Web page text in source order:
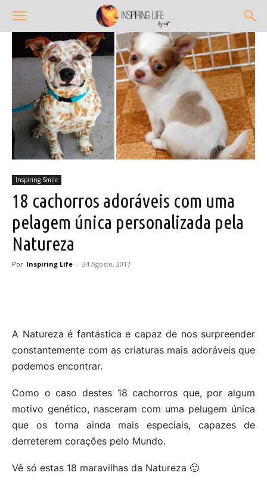
Inspiring Smile
18 cachorros adoráveis com uma
pelagem única personalizada pela
Natureza
Por Inspiring Life - 24 Agosto, 2017
A Natureza é fantástica e capaz de nos surpreender
constantemente com as criaturas mais adoráveis que
podemos encontrar.
Como o caso destes 18 cachorros que, por algum
motivo genético, nasceram com uma pelugem única
que os torna ainda mais especiais, capazes de
derreterem corações pelo Mundo.
Vê só estas 18 maravilhas da Natureza 🙂